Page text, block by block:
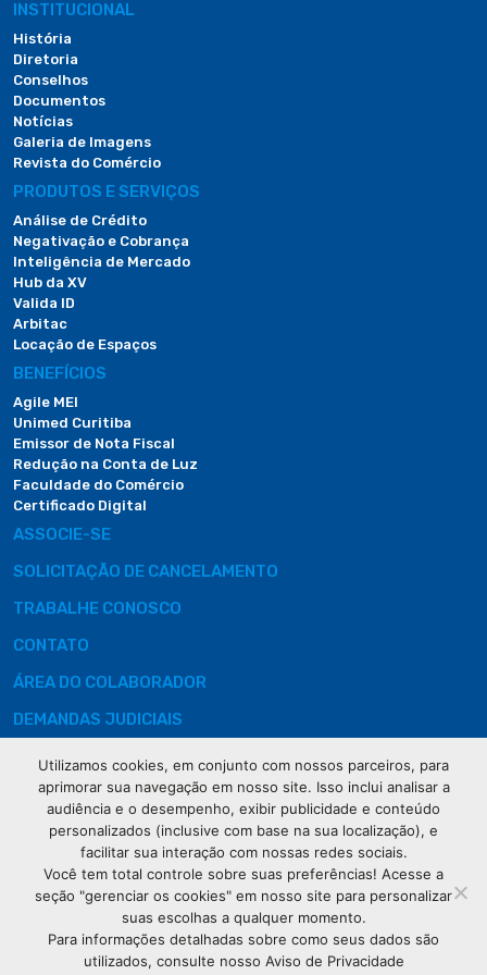
INSTITUCIONAL
História
Diretoria
Conselhos
Documentos
Notícias
Galeria de Imagens
Revista do Comércio
PRODUTOS E SERVIÇOS
Análise de Crédito
Negativação e Cobrança
Inteligência de Mercado
Hub da XV
Valida ID
Arbitac
Locação de Espaços
BENEFÍCIOS
Agile MEI
Unimed Curitiba
Emissor de Nota Fiscal
Redução na Conta de Luz
Faculdade do Comércio
Certificado Digital
ASSOCIE-SE
SOLICITAÇÃO DE CANCELAMENTO
TRABALHE CONOSCO
CONTATO
ÁREA DO COLABORADOR
DEMANDAS JUDICIAIS
Rua XV de
Novembro, 621
Curitiba
CEP: 80020-310
(41) 3320-
2929
Utilizamos cookies, em conjunto com nossos parceiros, para
aprimorar sua navegação em nosso site. Isso inclui analisar a
audiência e o desempenho, exibir publicidade e conteúdo
personalizados (inclusive com base na sua localização), e
facilitar sua interação com nossas redes sociais.
Você tem total controle sobre suas preferências! Acesse a
seção "gerenciar os cookies" em nosso site para personalizar
suas escolhas a qualquer momento.
Para informações detalhadas sobre como seus dados são
utilizados, consulte nosso Aviso de Privacidade